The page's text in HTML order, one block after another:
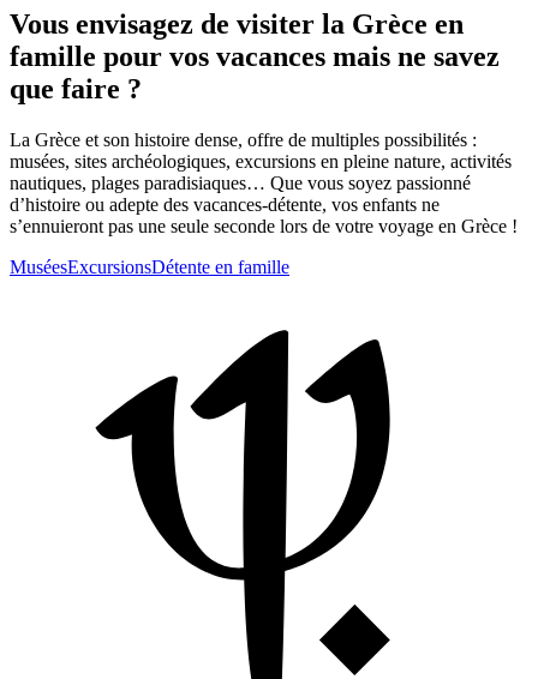
Vous envisagez de visiter la Grèce en
famille pour vos vacances mais ne savez
que faire ?
La Grèce et son histoire dense, offre de multiples possibilités :
musées, sites archéologiques, excursions en pleine nature, activités
nautiques, plages paradisiaques… Que vous soyez passionné
d’histoire ou adepte des vacances-détente, vos enfants ne
s’ennuieront pas une seule seconde lors de votre voyage en Grèce !
MuséesExcursionsDétente en famille